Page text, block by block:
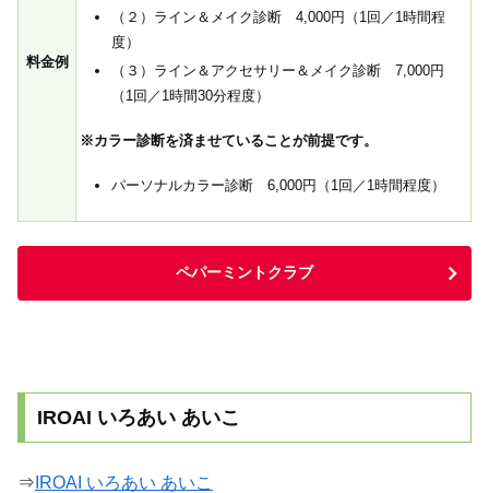
料金例
（２）ライン＆メイク診断 4,000円（1回／1時間程
度）
（３）ライン＆アクセサリー＆メイク診断 7,000円
（1回／1時間30分程度）
※カラー診断を済ませていることが前提です。
パーソナルカラー診断 6,000円（1回／1時間程度）
ペパーミントクラブ
IROAI いろあい あいこ
⇒ IROAI いろあい あいこ